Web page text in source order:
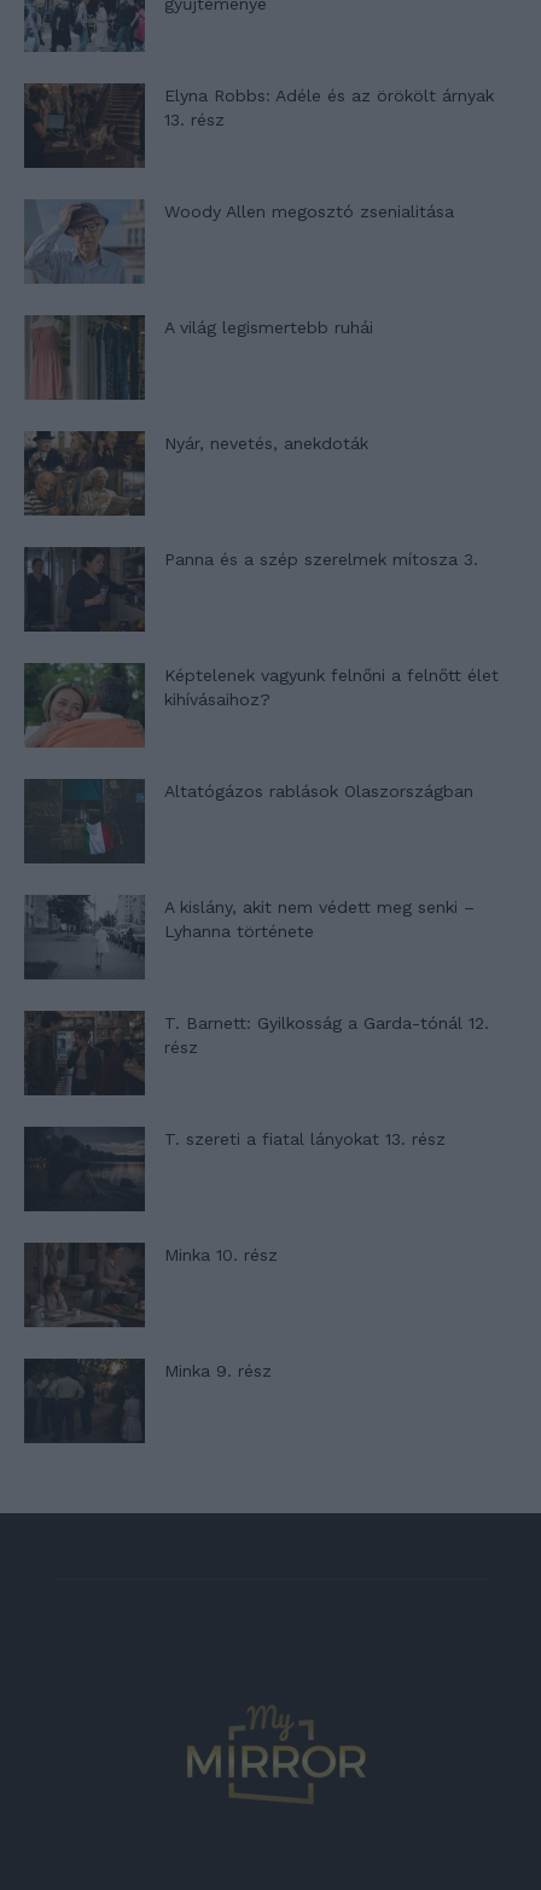
Elyna Robbs: Adéle és az örökölt árnyak
13. rész
Woody Allen megosztó zsenialitása
A világ legismertebb ruhái
Nyár, nevetés, anekdoták
Panna és a szép szerelmek mítosza 3.
Képtelenek vagyunk felnőni a felnőtt élet
kihívásaihoz?
Altatógázos rablások Olaszországban
A kislány, akit nem védett meg senki –
Lyhanna története
T. Barnett: Gyilkosság a Garda-tónál 12.
rész
T. szereti a fiatal lányokat 13. rész
Minka 10. rész
Minka 9. rész